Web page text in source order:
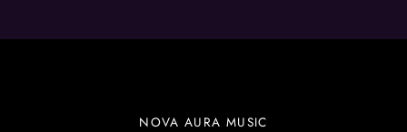
NOVA AURA MUSIC